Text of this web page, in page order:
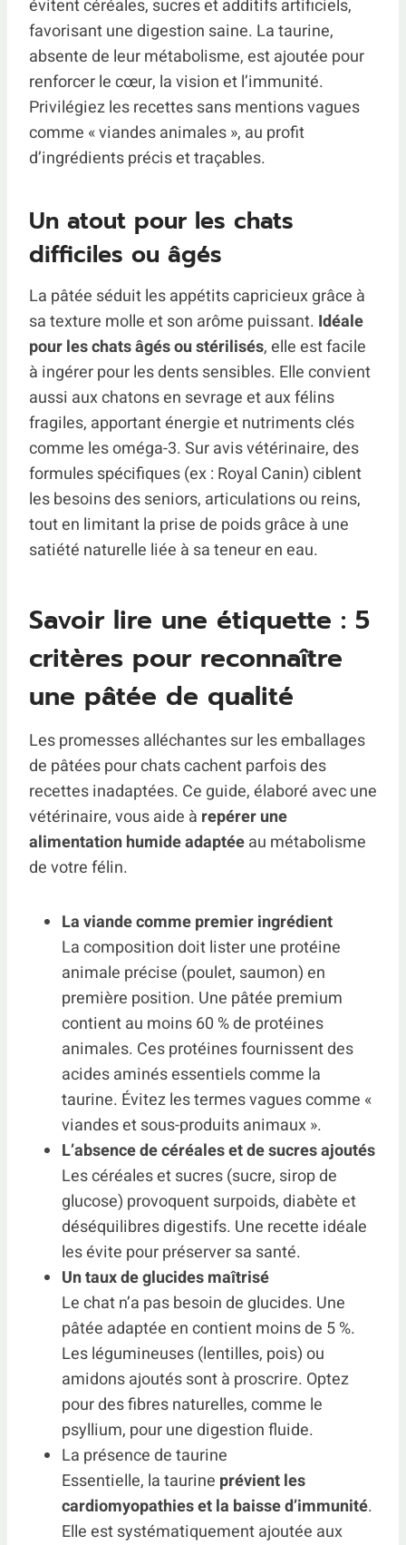
évitent céréales, sucres et additifs artificiels,
favorisant une digestion saine. La taurine,
absente de leur métabolisme, est ajoutée pour
renforcer le cœur, la vision et l’immunité.
Privilégiez les recettes sans mentions vagues
comme « viandes animales », au profit
d’ingrédients précis et traçables.
Un atout pour les chats
difficiles ou âgés
La pâtée séduit les appétits capricieux grâce à
sa texture molle et son arôme puissant. Idéale
pour les chats âgés ou stérilisés, elle est facile
à ingérer pour les dents sensibles. Elle convient
aussi aux chatons en sevrage et aux félins
fragiles, apportant énergie et nutriments clés
comme les oméga-3. Sur avis vétérinaire, des
formules spécifiques (ex : Royal Canin) ciblent
les besoins des seniors, articulations ou reins,
tout en limitant la prise de poids grâce à une
satiété naturelle liée à sa teneur en eau.
Savoir lire une étiquette : 5
critères pour reconnaître
une pâtée de qualité
Les promesses alléchantes sur les emballages
de pâtées pour chats cachent parfois des
recettes inadaptées. Ce guide, élaboré avec une
vétérinaire, vous aide à repérer une
alimentation humide adaptéeau métabolisme
de votre félin.
La viande comme premier ingrédient
La composition doit lister une protéine
animale précise (poulet, saumon) en
première position. Une pâtée premium
contient au moins 60 % de protéines
animales. Ces protéines fournissent des
acides aminés essentiels comme la
taurine. Évitez les termes vagues comme «
viandes et sous-produits animaux ».
L’absence de céréales et de sucres ajoutés
Les céréales et sucres (sucre, sirop de
glucose) provoquent surpoids, diabète et
déséquilibres digestifs. Une recette idéale
les évite pour préserver sa santé.
Un taux de glucides maîtrisé
Le chat n’a pas besoin de glucides. Une
pâtée adaptée en contient moins de 5 %.
Les légumineuses (lentilles, pois) ou
amidons ajoutés sont à proscrire. Optez
pour des fibres naturelles, comme le
psyllium, pour une digestion fluide.
La présence de taurine
Essentielle, la taurine prévient les
cardiomyopathies et la baisse d’immunité.
Elle est systématiquement ajoutée aux